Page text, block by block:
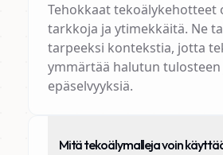
Tehokkaat tekoälykehotteet
tarkkoja ja ytimekkäitä. Ne
tarpeeksi kontekstia, jotta
ymmärtää halutun tulosteen
epäselvyyksiä.
Mitä tekoälymalleja voin